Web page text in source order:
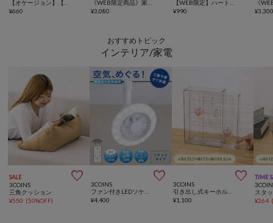
¥660
¥3,080
¥990 ¥
おすすめトピック
インテリア/家電
SALE 
3COINS
三角クッション
¥550 (50%OFF)

3COINS
¥4,400

3COINS
引き出し式キーホルダーケース／コレクション収納
¥1,100
TIME
¥264